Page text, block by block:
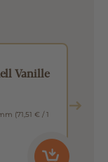
Vanille
(71,51 € / 1